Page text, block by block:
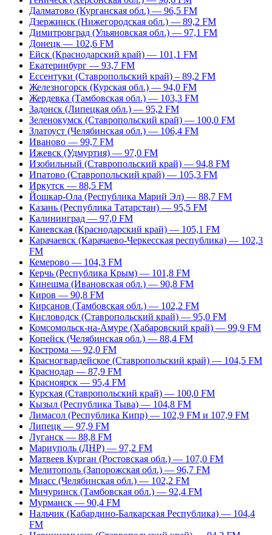
Далматово (Курганская обл.) — 96,5 FM
Дзержинск (Нижегородская обл.) — 89,2 FM
Димитровград (Ульяновская обл.) — 97,1 FM
Донецк — 102,6 FM
Ейск (Краснодарский край) — 101,1 FM
Екатеринбург — 93,7 FM
Ессентуки (Ставропольский край) – 89,2 FM
Железногорск (Курская обл.) — 94,0 FM
Жердевка (Тамбовская обл.) — 103,3 FM
Задонск (Липецкая обл.) — 95,2 FM
Зеленокумск (Ставропольский край) — 100,0 FM
Златоуст (Челябинская обл.) — 106,4 FM
Иваново — 99,7 FM
Ижевск (Удмуртия) — 97,0 FM
Изобильный (Ставропольский край) — 94,8 FM
Ипатово (Ставропольский край) — 105,3 FM
Иркутск — 88,5 FM
Йошкар-Ола (Республика Марий Эл) — 88,7 FM
Казань (Республика Татарстан) — 95,5 FM
Калининград — 97,0 FM
Каневская (Краснодарский край) — 105,1 FM
Карачаевск (Карачаево-Черкесская республика) — 102,3
FM
Кемерово — 104,3 FM
Керчь (Республика Крым) — 101,8 FM
Кинешма (Ивановская обл.) — 90,8 FM
Киров — 90,8 FM
Кирсанов (Тамбовская обл.) — 102,2 FM
Кисловодск (Ставропольский край) — 95,0 FM
Комсомольск-на-Амуре (Хабаровский край) — 99,9 FM
Копейск (Челябинская обл.) — 88,4 FM
Кострома — 92,0 FM
Красногвардейское (Ставропольский край) — 104,5 FM
Краснодар — 87,9 FM
Красноярск — 95,4 FM
Курская (Ставропольский край) — 100,0 FM
Кызыл (Республика Тыва) — 104,8 FM
Лимасол (Республика Кипр) — 102,9 FM и 107,9 FM
Липецк — 97,9 FM
Луганск — 88,8 FM
Мариуполь (ДНР) — 97,2 FM
Матвеев Курган (Ростовская обл.) — 107,0 FM
Мелитополь (Запорожская обл.) — 96,7 FM
Миасс (Челябинская обл.) — 102,2 FM
Мичуринск (Тамбовская обл.) — 92,4 FM
Мурманск — 90,4 FM
Нальчик (Кабардино-Балкарская Республика) — 104,4
FM